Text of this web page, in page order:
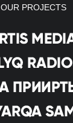
OUR PROJECTS